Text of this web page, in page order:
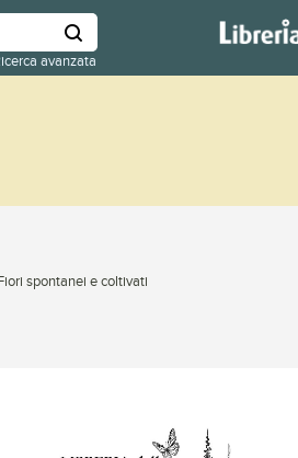
avanzata
spontanei e coltivati